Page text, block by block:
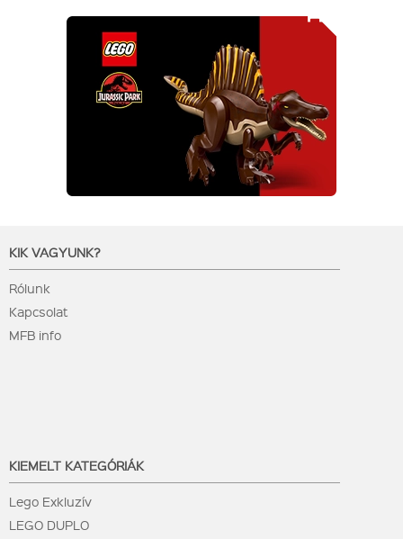
KIK VAGYUNK?
Rólunk
Kapcsolat
MFB info
KIEMELT KATEGÓRIÁK
Lego Exkluzív
LEGO DUPLO